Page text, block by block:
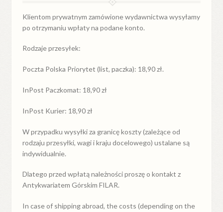
Klientom prywatnym zamówione wydawnictwa wysyłamy
po otrzymaniu wpłaty na podane konto.
Rodzaje przesyłek:
Poczta Polska Priorytet (list, paczka): 18,90 zł.
InPost Paczkomat: 18,90 zł
InPost Kurier: 18,90 zł
W przypadkuwysyłkiza granicękoszty (zależące od
rodzaju przesyłki, wagi i kraju docelowego) ustalane są
indywidualnie.
Dlatego przed wpłatą należności proszę o kontakt z
Antykwariatem Górskim FILAR.
In case of shipping abroad, the costs (depending on the